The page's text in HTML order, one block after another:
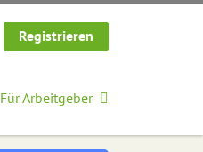
Registrieren
Für Arbeitgeber